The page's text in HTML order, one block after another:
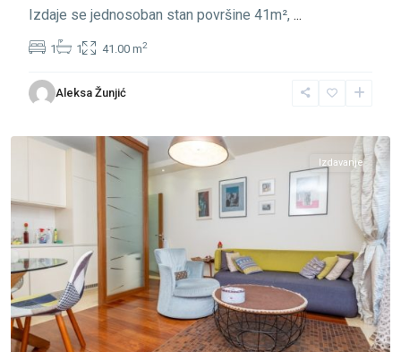
Izdaje se jednosoban stan površine 41m², ...
1 1 41.00 m2
Aleksa Žunjić
Centar
Podgorica,
Izdavanje